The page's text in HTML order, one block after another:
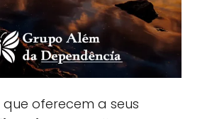
que oferecem a seus